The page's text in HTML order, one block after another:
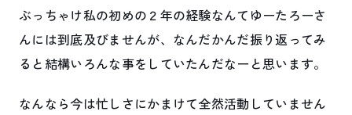
ぶっちゃけ私の初めの２年の経験なんてゆーたろーさ
んには到底及びませんが、なんだかんだ振り返ってみ
ると結構いろんな事をしていたんだなーと思います。
なんなら今は忙しさにかまけて全然活動していません